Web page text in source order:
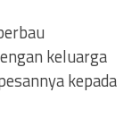
keluarga
kepada